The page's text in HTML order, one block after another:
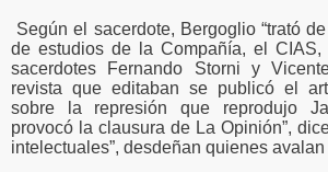
Según el sacerdote, Bergoglio “trató
de estudios de la Compañía, el CIAS,
sacerdotes Fernando Storni y
revista que editaban se publicó el
sobre la represión que reprodujo
provocó la clausura de La Opinión”,
intelectuales”, desdeñan quienes